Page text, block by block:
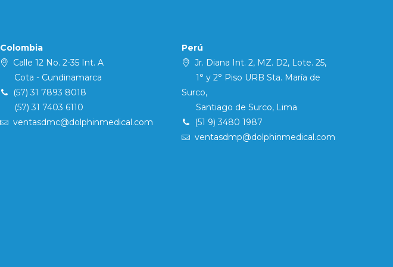
Colombia
Calle 12 No. 2-35 Int. A
Cota - Cundinamarca
(57) 31 7893 8018
(57) 31 7403 6110
ventasdmc@dolphinmedical.com
Perú
Jr. Diana Int. 2, MZ. D2, Lote. 25,
1° y 2° Piso URB Sta. María de
Surco,
Santiago de Surco, Lima
(51 9) 3480 1987
ventasdmp@dolphinmedical.com